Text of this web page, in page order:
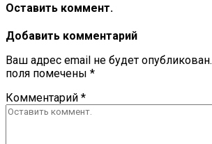
Оставить коммент.
Добавить комментарий
Ваш адрес email не будет опубликован.
поля помечены *
Комментарий *